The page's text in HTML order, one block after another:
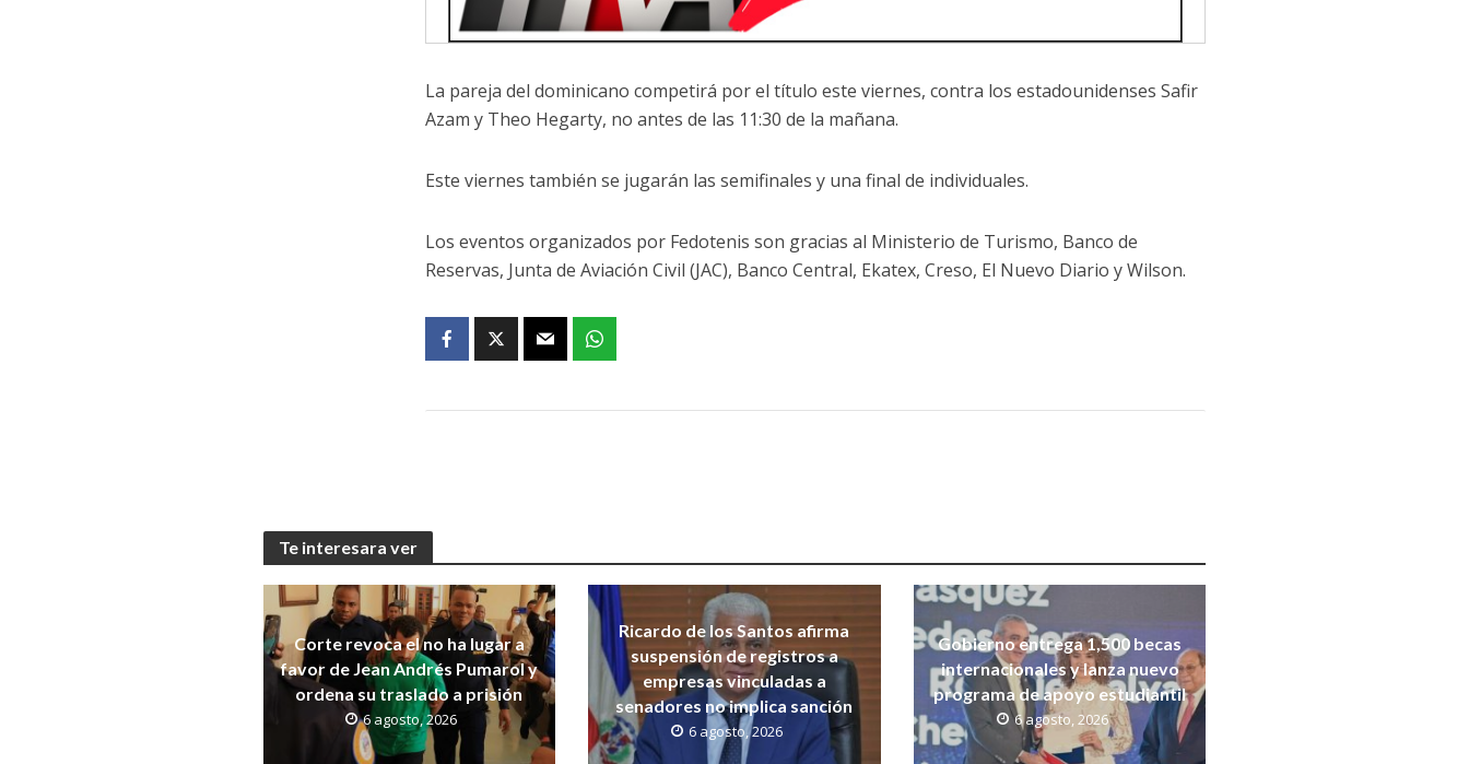
La pareja del dominicano competirá por el título este viernes, contra los estadounidenses Safir
Azam y Theo Hegarty, no antes de las 11:30 de la mañana.
Este viernes también se jugarán las semifinales y una final de individuales.
Los eventos organizados por Fedotenis son gracias al Ministerio de Turismo, Banco de
Reservas, Junta de Aviación Civil (JAC), Banco Central, Ekatex, Creso, El Nuevo Diario y Wilson.
Te interesara ver
Corte revoca el no ha lugar a
favor de Jean Andrés Pumarol y
ordena su traslado a prisión
6 agosto, 2026
Ricardo de los Santos afirma
suspensión de registros a
empresas vinculadas a
senadores no implica sanción
6 agosto, 2026
Gobierno entrega 1,500 becas
internacionales y lanza nuevo
programa de apoyo estudiantil
6 agosto, 2026